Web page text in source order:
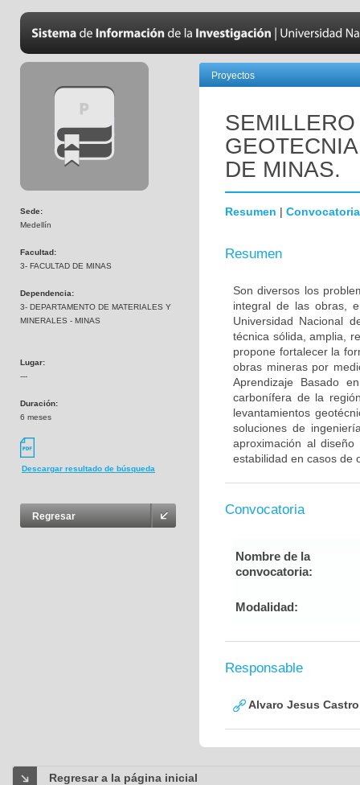
Sede:
Medellín
Facultad:
3- FACULTAD DE MINAS
Dependencia:
3- DEPARTAMENTO DE MATERIALES Y
MINERALES - MINAS
Lugar:
---
Duración:
6 meses
Descargar resultado de búsqueda
Regresar
Proyectos
DE MINAS.
Resumen | Convocatoria
Resumen
Son diversos los
integral de las obras,
Universidad Nacional
técnica sólida, amplia,
propone fortalecer la
obras mineras por
Aprendizaje Basado
carbonífera de la
levantamientos
soluciones de
aproximación al
estabilidad en casos de
Convocatoria
Nombre de la
convocatoria:
Modalidad:
Responsable
Alvaro Jesus
Regresar a la página inicial